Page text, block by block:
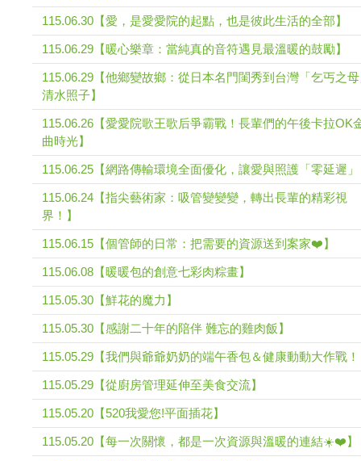
115.06.30【愛，是愛愛院的起點，也是彼此生活的全部】
115.06.29【暖心樂章：當純真的音符遇見最溫暖的鼓勵】
115.06.29【他鄉變故鄉：從日本名門閨秀到台灣「乞丐之
清水照子】
115.06.26【愛愛院歌王歌后爭霸戰！長輩們的午後卡拉OK
曲時光】
115.06.25【網路傳輸環境全面優化，讓愛與照護「零延遲
115.06.24【指尖藝術家：吸管變變變，轉出長輩的精彩視
界！】
115.06.15【個管師的日常：把需要的資源送到案家❤️】
115.06.08【暖暖包的創意七彩肉粽畫】
115.05.30【鮮花的魔力】
115.05.30【感謝二十年的陪伴 難忘的雞肉飯】
115.05.29【我們與爺爺奶奶的端午香包＆健康動動大作戰
115.05.29【從廚房管理延伸至美食交流】
115.05.20【520我愛您!平面插花】
115.05.20【每一次關懷，都是一次資源與溫暖的連結☀️❤️】